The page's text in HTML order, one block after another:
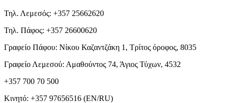
Τηλ. Λεμεσός: +357 25662620
Τηλ. Πάφος: +357 26600620
Γραφείο Πάφου: Νίκου Καζαντζάκη 1, Τρίτος όροφος, 8035
Γραφείο Λεμεσού: Αμαθούντος 74, Άγιος Τύχων, 4532
+357 700 70 500
Κινητό: +357 97656516 (EN/RU)